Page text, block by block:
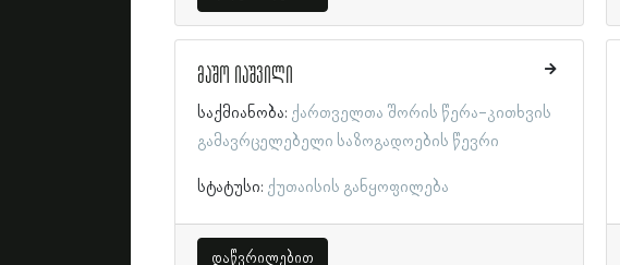
მაშო იაშვილი
საქმიანობა: ქართველთა შორის წერა-კითხვის
გამავრცელებელი საზოგადოების წევრი
სტატუსი: ქუთაისის განყოფილება
დაწვრილებით